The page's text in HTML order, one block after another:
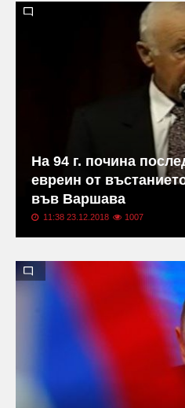
На 94 г. почина
евреин от
във Варшава
11:38 23.12.2018 1007